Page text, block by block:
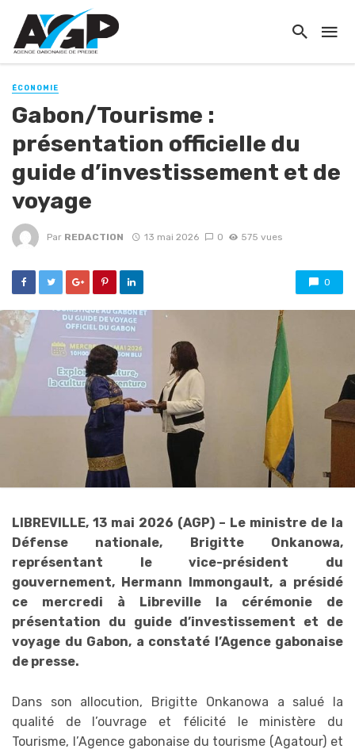
ÉCONOMIE
Gabon/Tourisme :
présentation officielle du
guide d’investissement et de
voyage
Par REDACTION 13 mai 2026 0 575 vues
0
LIBREVILLE, 13 mai 2026 (AGP) – Le ministre de la
Défense nationale, Brigitte Onkanowa,
représentant le vice-président du
gouvernement, Hermann Immongault, a présidé
ce mercredi à Libreville la cérémonie de
présentation du guide d’investissement et de
voyage du Gabon, a constaté l’Agence gabonaise
de presse.
Dans son allocution, Brigitte Onkanowa a salué la
qualité de l’ouvrage et félicité le ministère du
Tourisme, l’Agence gabonaise du tourisme (Agatour) et